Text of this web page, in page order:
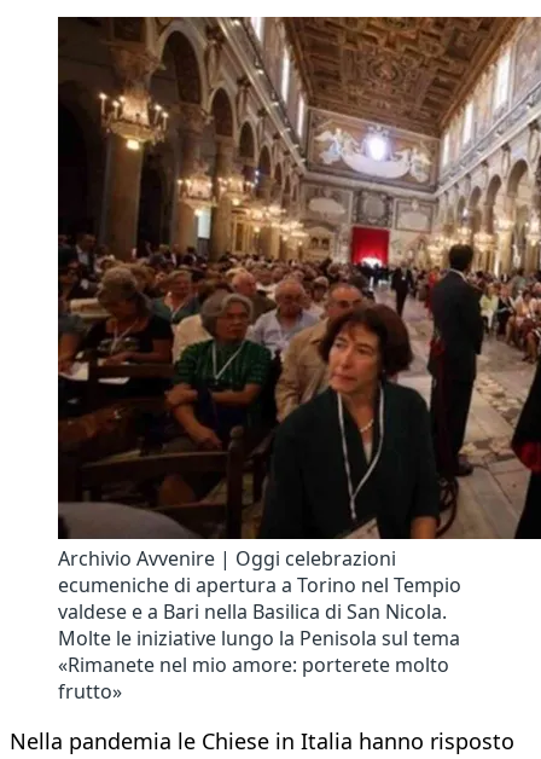
Archivio Avvenire | Oggi celebrazioni
ecumeniche di apertura a Torino nel Tempio
valdese e a Bari nella Basilica di San Nicola.
Molte le iniziative lungo la Penisola sul tema
«Rimanete nel mio amore: porterete molto
frutto»
Nella pandemia le Chiese in Italia hanno risposto